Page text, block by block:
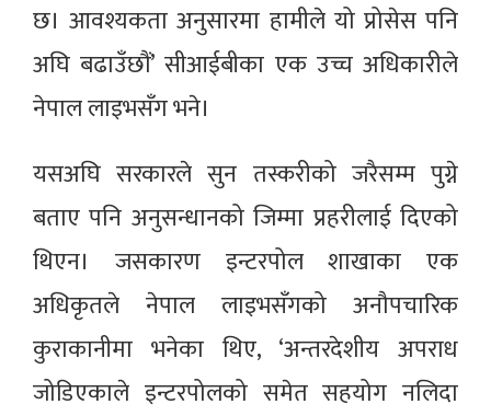
छ। आवश्यकता अनुसारमा हामीले यो प्रोसेस पनि
अघि बढाउँछौं’ सीआईबीका एक उच्च अधिकारीले
नेपाल लाइभसँग भने।
यसअघि सरकारले सुन तस्करीको जरैसम्म पुग्ने
बताए पनि अनुसन्धानको जिम्मा प्रहरीलाई दिएको
थिएन। जसकारण इन्टरपोल शाखाका एक
अधिकृतले नेपाल लाइभसँगको अनौपचारिक
कुराकानीमा भनेका थिए, ‘अन्तरदेशीय अपराध
जोडिएकाले इन्टरपोलको समेत सहयोग नलिदा